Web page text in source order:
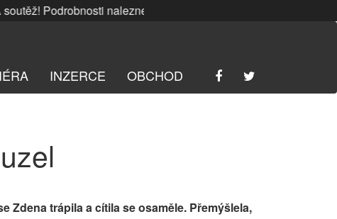
Podrobnosti nalezneteZDE
INZERCE OBCHOD
Zdena trápila a cítila se osaměle. Přemýšlela,